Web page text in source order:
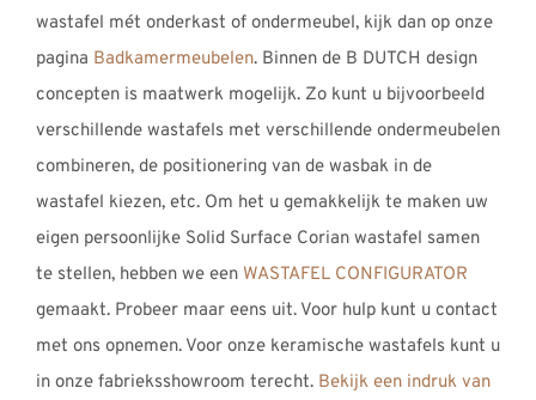
wastafel mét onderkast of ondermeubel, kijk dan op onze
pagina Badkamermeubelen. Binnen de B DUTCH design
concepten is maatwerk mogelijk. Zo kunt u bijvoorbeeld
verschillende wastafels met verschillende ondermeubelen
combineren, de positionering van de wasbak in de
wastafel kiezen, etc. Om het u gemakkelijk te maken uw
eigen persoonlijke Solid Surface Corian wastafel samen
te stellen, hebben we een WASTAFEL CONFIGURATOR
gemaakt. Probeer maar eens uit. Voor hulp kunt u contact
met ons opnemen. Voor onze keramische wastafels kunt u
in onze fabrieksshowroom terecht. Bekijk een indruk van